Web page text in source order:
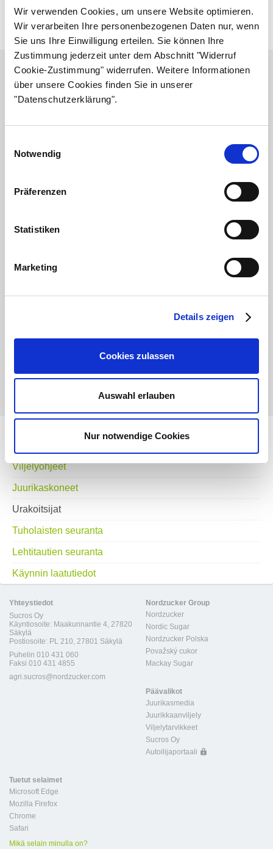
Wir verwenden Cookies, um unsere Website optimieren.
Wir verarbeiten Ihre personenbezogenen Daten nur, wenn
Sie uns Ihre Einwilligung erteilen. Sie können Ihre
Zustimmung jederzeit unter dem Abschnitt "Widerruf
Cookie-Zustimmung" widerrufen. Weitere Informationen
über unsere Cookies finden Sie in unserer
"Datenschutzerklärung".
Notwendig
Präferenzen
Statistiken
Marketing
Details zeigen
Cookies zulassen
Auswahl erlauben
Nur notwendige Cookies
Viljelyohjeet
Juurikaskoneet
Urakoitsijat
Tuholaisten seuranta
Lehtitautien seuranta
Käynnin laatutiedot
Urakoitsijalista
Alla olevasta linkistä pääset tutustumaan sokerijuurikkaan
Yhteystiedot
Sucros Oy
Käyntiosoite: Maakunnantie 4, 27820
Säkylä
Postiosoite: PL 210, 27801 Säkylä
Puhelin 010 431 060
Faksi 010 431 4855
agri.sucros@nordzucker.com
Nordzucker Group
Nordzucker
Nordic Sugar
Nordzucker Polska
Považský cukor
Mackay Sugar
Päävalikot
Juurikasmedia
Juurikkaanviljely
Viljelytarvikkeet
Sucros Oy
Autoilijaportaali
Tuetut selaimet
Microsoft Edge
Mozilla Firefox
Chrome
Safari
Mikä selain minulla on?